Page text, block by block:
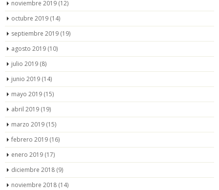
noviembre 2019 (12)
octubre 2019 (14)
septiembre 2019 (19)
agosto 2019 (10)
julio 2019 (8)
junio 2019 (14)
mayo 2019 (15)
abril 2019 (19)
marzo 2019 (15)
febrero 2019 (16)
enero 2019 (17)
diciembre 2018 (9)
noviembre 2018 (14)